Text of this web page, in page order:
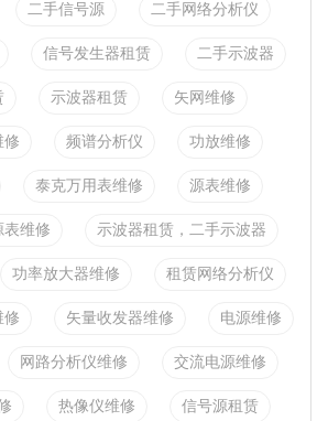
二手信号源 二手网络分析仪
信号发生器租赁 二手示波器
示波器租赁 矢网维修
修 频谱分析仪 功放维修
泰克万用表维修 源表维修
表维修 示波器租赁，二手示波器
功率放大器维修 租赁网络分析仪
修 矢量收发器维修 电源维修
网路分析仪维修 交流电源维修
热像仪维修 信号源租赁